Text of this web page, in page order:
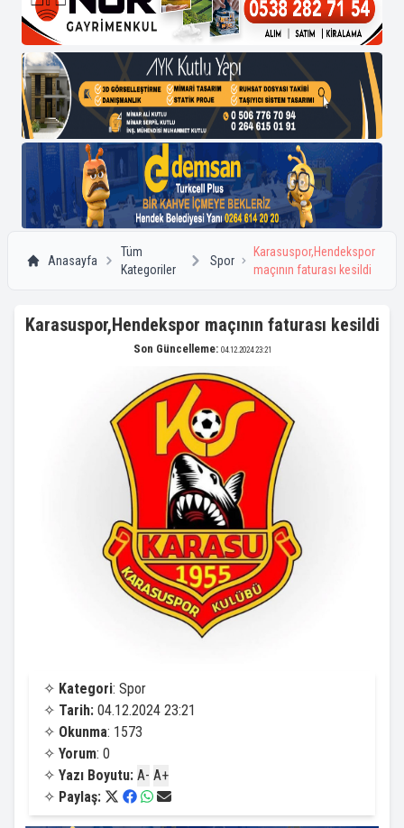
Anasayfa
Tüm
Kategoriler
Spor
Karasuspor,Hendekspor
maçının faturası kesildi
Karasuspor,Hendekspor maçının faturası kesildi
Son Güncelleme: 04.12.2024 23:21
✧ Kategori: Spor
✧ Tarih: 04.12.2024 23:21
✧ Okunma: 1573
✧ Yorum: 0
✧ Yazı Boyutu: A- A+
✧ Paylaş: